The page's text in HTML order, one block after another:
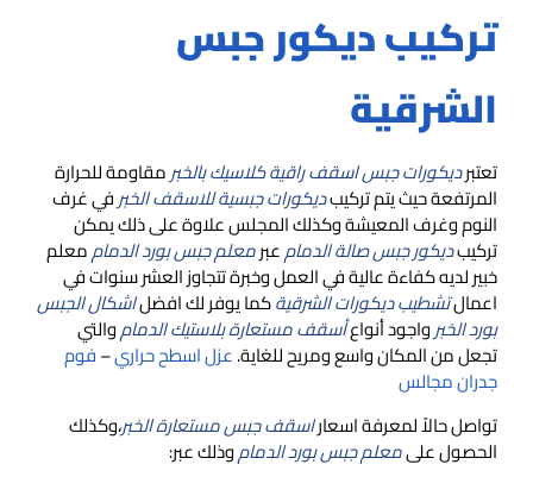
تركيب ديكور جبس
الشرقية
تعتبرديكورات جبس اسقف راقية كلاسيك بالخبرمقاومة للحرارة
المرتفعة حيث يتم تركيبديكورات جبسية للاسقف الخبرفي غرف
النوم وغرف المعيشة وكذلك المجلس علاوة على ذلك يمكن
تركيبديكور جبس صالة الدمامعبرمعلم جبس بورد الدماممعلم
خبير لديه كفاءة عالية في العمل وخبرة تتجاوز العشر سنوات في
اعمالتشطيب ديكورات الشرقيةكما يوفر لك افضلاشكال الجبس
بورد الخبرواجود أنواعأسقف مستعارة بلاستيك الدماموالتي
تجعل من المكان واسع ومريح للغاية.عزل اسطح حراري–فوم
جدران مجالس
تواصل حالاً لمعرفة اسعاراسقف جبس مستعارة الخبر،وكذلك
الحصول علىمعلم جبس بورد الدماموذلك عبر: